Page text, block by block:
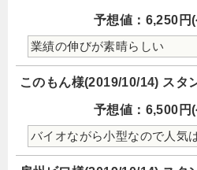
予想値：6,250円(
業績の伸びが素晴らしい
このもん様(2019/10/14) スタ
予想値：6,500円(
バイオながら小型なので人気